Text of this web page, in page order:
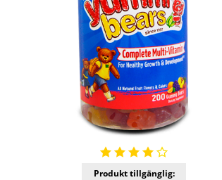
Produkt tillgänglig: